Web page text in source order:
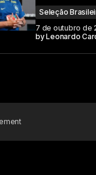
*
Comment
Seleção
7 de outubro de
byLeonardo